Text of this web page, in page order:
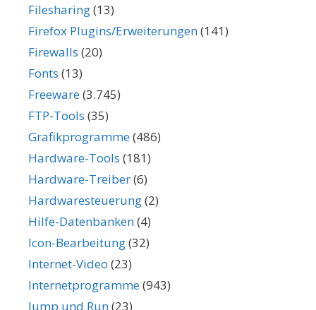
Filesharing(13)
Firefox Plugins/Erweiterungen(141)
Firewalls (20)
Fonts (13)
Freeware(3.745)
FTP-Tools (35)
Grafikprogramme(486)
Hardware-Tools (181)
Hardware-Treiber(6)
Hardwaresteuerung(2)
Hilfe-Datenbanken(4)
Icon-Bearbeitung(32)
Internet-Video (23)
Internetprogramme(943)
Jump und Run(23)